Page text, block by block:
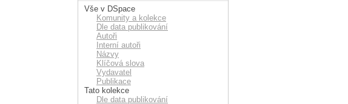
Vše v DSpace
Komunity a kolekce
Dle data publikování
Autoři
Interní autoři
Názvy
Klíčová slova
Vydavatel
Publikace
Tato kolekce
Dle data publikování